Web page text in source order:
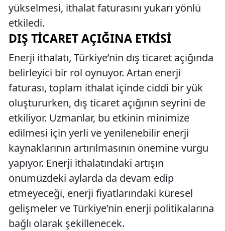
yükselmesi, ithalat faturasını yukarı yönlü
etkiledi.
DIŞ TICARET AÇIĞINA ETKISI
Enerji ithalatı, Türkiye’nin dış ticaret açığında
belirleyici bir rol oynuyor. Artan enerji
faturası, toplam ithalat içinde ciddi bir yük
oluştururken, dış ticaret açığının seyrini de
etkiliyor. Uzmanlar, bu etkinin minimize
edilmesi için yerli ve yenilenebilir enerji
kaynaklarının artırılmasının önemine vurgu
yapıyor. Enerji ithalatındaki artışın
önümüzdeki aylarda da devam edip
etmeyeceği, enerji fiyatlarındaki küresel
gelişmeler ve Türkiye’nin enerji politikalarına
bağlı olarak şekillenecek.